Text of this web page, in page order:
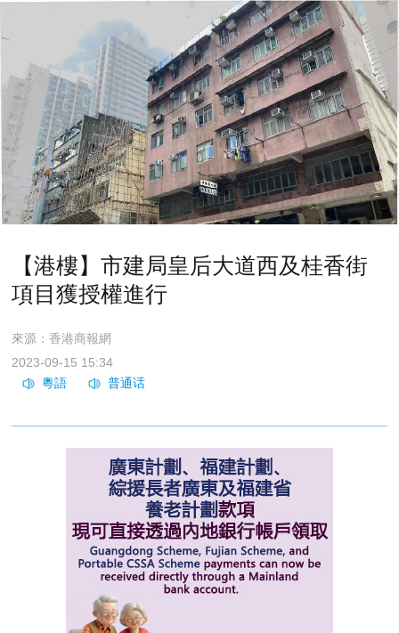
【港樓】市建局皇后大道西及桂香街
項目獲授權進行
來源：香港商報網
2023-09-15 15:34